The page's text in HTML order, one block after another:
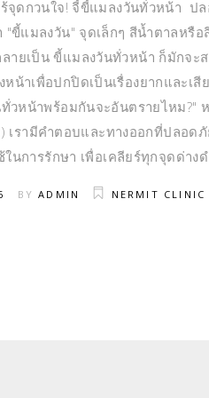
จุดกวนใจ! จี้ขี้แมลงวันทั่วหน้า ป
"ขี้แมลงวัน" จุดเล็กๆ สีน้ำตาลห
ายเป็น ขี้แมลงวันทั่วหน้า ก็มักจะ
หน้าเพื่อปกปิดเป็นเรื่องยากและเ
วหน้าพร้อมกันจะอันตรายไหม?"
เรามีคำตอบและทางออกที่ปลอ
ในการรักษา เพื่อเคลียร์ทุกจุดด่า
BYADMIN NERMIT CLINIC